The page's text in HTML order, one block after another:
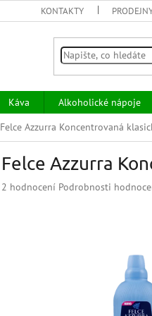
KONTAKTY
Káva Alkoholické nápoje
Felce Azzurra Koncentrovaná
Felce Azzurra
Průměrné
2 hodnocení Podrobnosti